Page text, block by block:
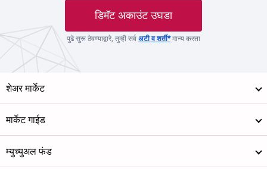
डिमॅट अकाउंट उघडा
पुढे सुरू ठेवण्याद्वारे, तुम्ही सर्व अटी व शर्ती*मान्य करता
शेअर मार्केट
मार्केट गाईड
म्युच्युअल फंड